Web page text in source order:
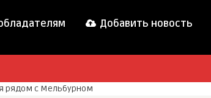
Добавить новость
рядом с Мельбурном